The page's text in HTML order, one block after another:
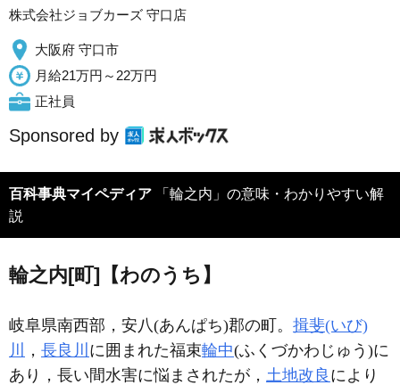
株式会社ジョブカーズ 守口店
大阪府 守口市
月給21万円～22万円
正社員
Sponsored by
百科事典マイペディア 「輪之内」の意味・わかりやすい解
説
輪之内[町]【わのうち】
岐阜県南西部，安八(あんぱち)郡の町。 揖斐(いび)
川
， 長良川 に囲まれた福束輪中(ふくづかわじゅう)に
あり，長い間水害に悩まされたが， 土地改良 により